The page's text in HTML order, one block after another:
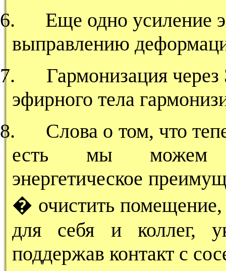
6.
Еще одно усиление
выправлению
7.
Гармонизация
эфирного тела
8.
Слова о том, что
есть мы можем
энергетическое
� очистить помещение,
для себя и коллег,
поддержав контакт с